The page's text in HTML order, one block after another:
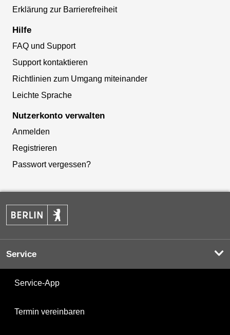
Erklärung zur Barrierefreiheit
Hilfe
FAQ und Support
Support kontaktieren
Richtlinien zum Umgang miteinander
Leichte Sprache
Nutzerkonto verwalten
Anmelden
Registrieren
Passwort vergessen?
Service
Service-App
Termin vereinbaren